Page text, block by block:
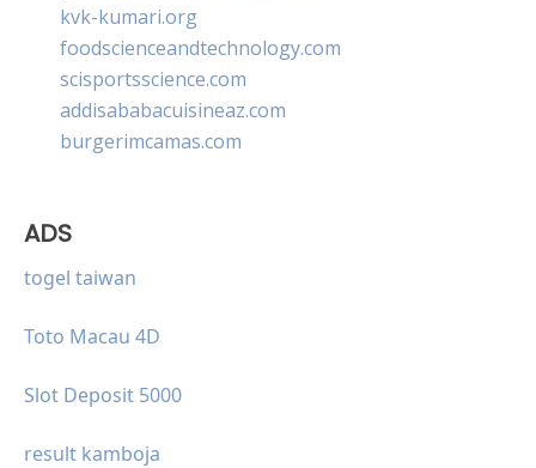
kvk-kumari.org
foodscienceandtechnology.com
scisportsscience.com
addisababacuisineaz.com
burgerimcamas.com
ADS
togel taiwan
Toto Macau 4D
Slot Deposit 5000
result kamboja